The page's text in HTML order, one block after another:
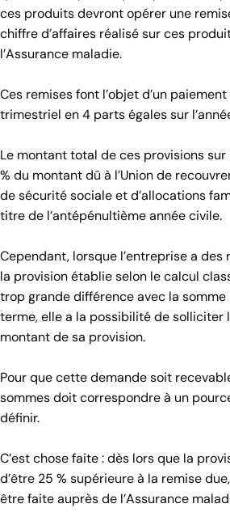
ces produits devront opérer une
chiffre d’affaires réalisé sur ces
l’Assurance maladie.
Ces remises font l’objet d’un
trimestriel en 4 parts égales sur
Le montant total de ces provisions sur
% du montant dû à l’Union de
de sécurité sociale et d’allocations
titre de l’antépénultième année civile.
Cependant, lorsque l’entreprise a des
la provision établie selon le calcul
trop grande différence avec la
terme, elle a la possibilité de solliciter
montant de sa provision.
Pour que cette demande soit
sommes doit correspondre à un
définir.
C’est chose faite : dès lors que la
d’être 25 % supérieure à la remise
être faite auprès de l’Assurance